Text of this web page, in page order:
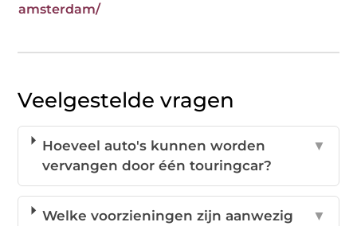
amsterdam/
Veelgestelde vragen
Hoeveel auto's kunnen worden
vervangen door één touringcar?
▼
Welke voorzieningen zijn aanwezig
▼